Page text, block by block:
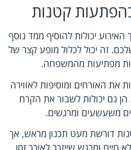
קטנות
יכולות להוסיף ממד נוסף
זה יכול לכלול מופע קצר של
מפתיעות מהמשפחה.
האורחים ומוסיפות לאווירה
גם יכולות לשבור את הקרח
משעשעים ומרגשים.
דורשת מעט תכנון מראש, אך